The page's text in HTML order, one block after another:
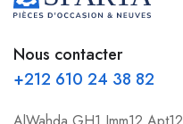
Nous contacter
+212 610 24 38 82